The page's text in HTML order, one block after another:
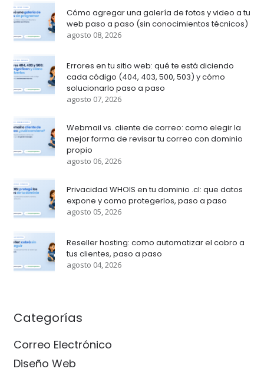
Cómo agregar una galería de fotos y video a tu
web paso a paso (sin conocimientos técnicos)
agosto 08, 2026
Errores en tu sitio web: qué te está diciendo
cada código (404, 403, 500, 503) y cómo
solucionarlo paso a paso
agosto 07, 2026
Webmail vs. cliente de correo: como elegir la
mejor forma de revisar tu correo con dominio
propio
agosto 06, 2026
Privacidad WHOIS en tu dominio .cl: que datos
expone y como protegerlos, paso a paso
agosto 05, 2026
Reseller hosting: como automatizar el cobro a
tus clientes, paso a paso
agosto 04, 2026
Categorías
Correo Electrónico
Diseño Web